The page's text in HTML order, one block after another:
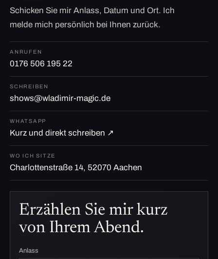
Schicken Sie mir Anlass, Datum und Ort. Ich
melde mich persönlich bei Ihnen zurück.
ANRUFEN
0176 506 195 22
SCHREIBEN
shows@wladimir-magic.de
WHATSAPP
Kurz und direkt schreiben ↗
WO ICH SITZE
Charlottenstraße 14, 52070 Aachen
Erzählen Sie mir kurz
von Ihrem Abend.
Anlass